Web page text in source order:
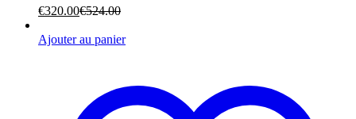
€320.00€524.00
Ajouter au panier